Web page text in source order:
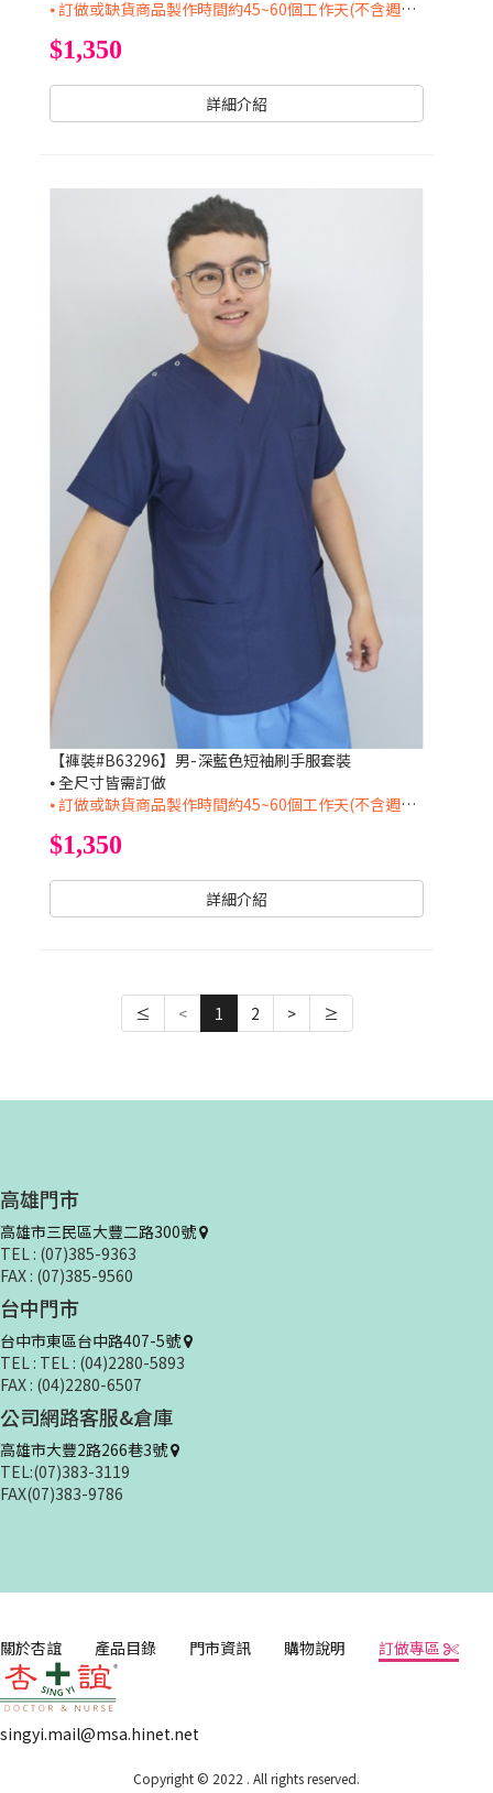
⦁ 訂做或缺貨商品製作時間約45~60個工作天(不含週六日及國定假日)
$1,350
詳細介紹
【褲裝#B63296】男-深藍色短袖刷手服套裝
⦁ 全尺寸皆需訂做
⦁ 訂做或缺貨商品製作時間約45~60個工作天(不含週六日及國定假日)
$1,350
詳細介紹
≤ < 1 2 > ≥
高雄門市
高雄市三民區大豐二路300號
TEL : (07)385-9363
FAX : (07)385-9560
台中門市
台中市東區台中路407-5號
TEL : TEL : (04)2280-5893
FAX : (04)2280-6507
公司網路客服&倉庫
高雄市大豐2路266巷3號
TEL:(07)383-3119
FAX(07)383-9786
關於杏誼 產品目錄 門市資訊 購物說明 訂做專區
singyi.mail@msa.hinet.net
Copyright © 2022 . All rights reserved.